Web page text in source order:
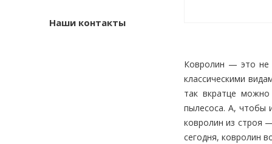
Ковролин — это не
классическими
так вкратце
пылесоса. А, чтобы
ковролин из строя
сегодня, ковролин
Наши контакты